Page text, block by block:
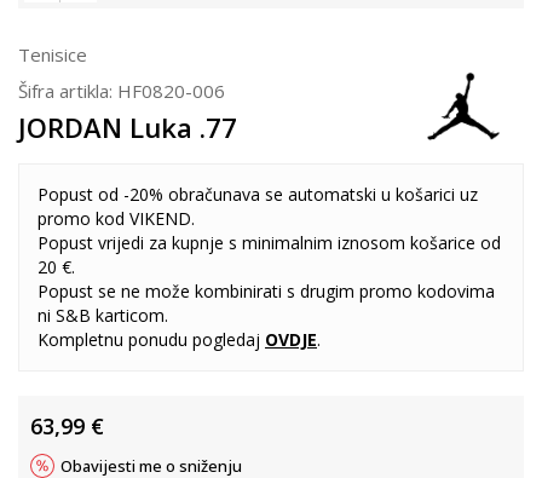
Tenisice
Šifra artikla: HF0820-006
JORDAN Luka .77
Popust od -20% obračunava se automatski u košarici uz
promo kod VIKEND.
Popust vrijedi za kupnje s minimalnim iznosom košarice od
20 €.
Popust se ne može kombinirati s drugim promo kodovima
ni S&B karticom.
Kompletnu ponudu pogledaj OVDJE.
63,99 €
Obavijesti me o sniženju